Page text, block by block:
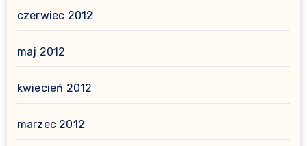
czerwiec 2012
maj 2012
kwiecień 2012
marzec 2012